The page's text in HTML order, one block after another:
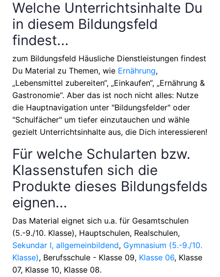
Welche Unterrichtsinhalte Du
in diesem Bildungsfeld
findest...
zum Bildungsfeld Häusliche Dienstleistungen findest
Du Material zu Themen, wie Ernährung,
„Lebensmittel zubereiten“, „Einkaufen“, „Ernährung &
Gastronomie“. Aber das ist noch nicht alles: Nutze
die Hauptnavigation unter "Bildungsfelder" oder
"Schulfächer" um tiefer einzutauchen und wähle
gezielt Unterrichtsinhalte aus, die Dich interessieren!
Für welche Schularten bzw.
Klassenstufen sich die
Produkte dieses Bildungsfelds
eignen...
Das Material eignet sich u.a. für Gesamtschulen
(5.-9./10. Klasse), Hauptschulen, Realschulen,
Sekundar I, allgemeinbildend, Gymnasium (5.-9./10.
Klasse), Berufsschule - Klasse 09, Klasse 06, Klasse
07, Klasse 10, Klasse 08.